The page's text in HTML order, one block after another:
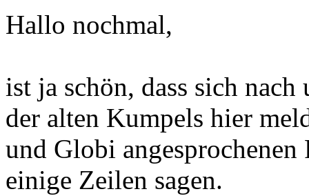
Hallo nochmal,
ist ja schön, dass sich
der alten Kumpels hier
und Globi
einige Zeilen sagen.